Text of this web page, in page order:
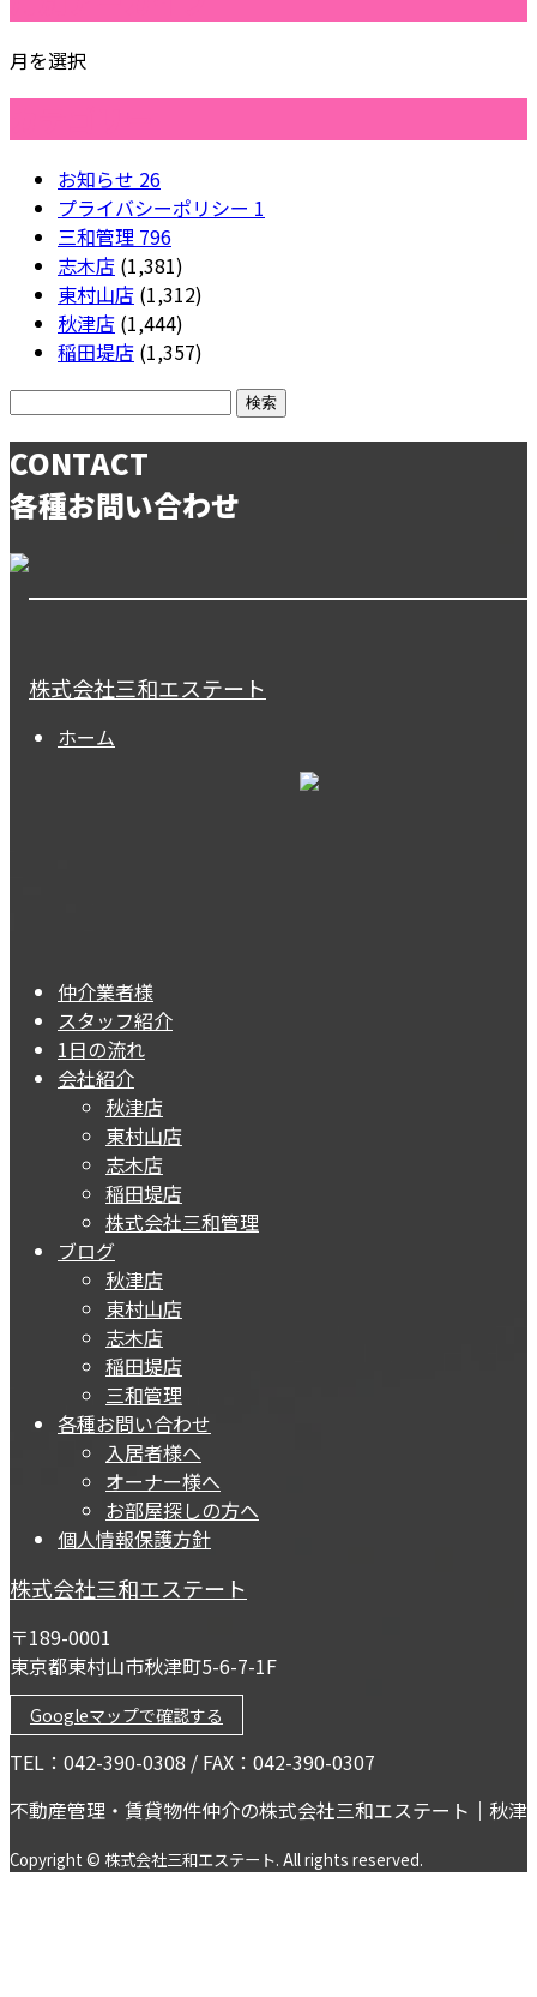
月を選択
お知らせ 26
プライバシーポリシー 1
三和管理 796
志木店 (1,381)
東村山店 (1,312)
秋津店 (1,444)
稲田堤店 (1,357)
CONTACT
各種お問い合わせ
株式会社三和エステート
ホーム
仲介業者様
スタッフ紹介
1日の流れ
会社紹介
秋津店
東村山店
志木店
稲田堤店
株式会社三和管理
ブログ
秋津店
東村山店
志木店
稲田堤店
三和管理
各種お問い合わせ
入居者様へ
オーナー様へ
お部屋探しの方へ
個人情報保護方針
株式会社三和エステート
〒189-0001
東京都東村山市秋津町5-6-7-1F
Googleマップで確認する
TEL：042-390-0308 / FAX：042-390-0307
不動産管理・賃貸物件仲介の株式会社三和エステート｜秋
Copyright © 株式会社三和エステート. All rights reserved.